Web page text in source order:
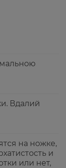
Вдалий
на ножке,
и
или нет,